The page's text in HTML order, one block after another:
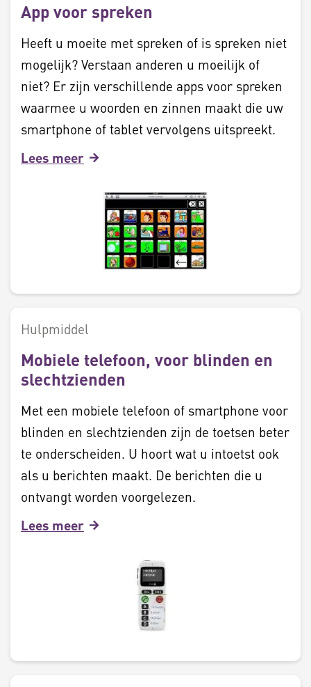
App voor spreken
Heeft u moeite met spreken of is spreken niet
mogelijk? Verstaan anderen u moeilijk of
niet? Er zijn verschillende apps voor spreken
waarmee u woorden en zinnen maakt die uw
smartphone of tablet vervolgens uitspreekt.
Lees meer
Hulpmiddel
Mobiele telefoon, voor blinden en
slechtzienden
Met een mobiele telefoon of smartphone voor
blinden en slechtzienden zijn de toetsen beter
te onderscheiden. U hoort wat u intoetst ook
als u berichten maakt. De berichten die u
ontvangt worden voorgelezen.
Lees meer